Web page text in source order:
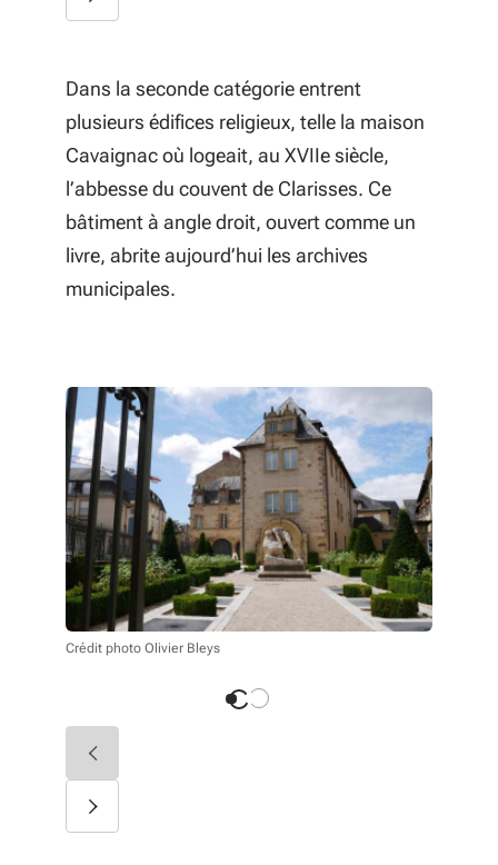
Dans la seconde catégorie entrent
plusieurs édifices religieux, telle la maison
Cavaignac où logeait, au XVIIe siècle,
l’abbesse du couvent de Clarisses. Ce
bâtiment à angle droit, ouvert comme un
livre, abrite aujourd’hui les archives
municipales.
Crédit photo Olivier Bleys